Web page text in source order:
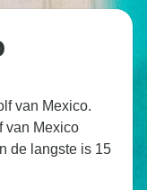
van Mexico.
van Mexico
de langste is 15